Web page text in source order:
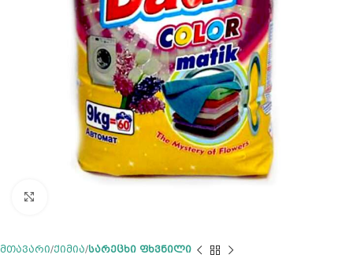
მთავარი ქიმია სარეცხი ფხვნილი